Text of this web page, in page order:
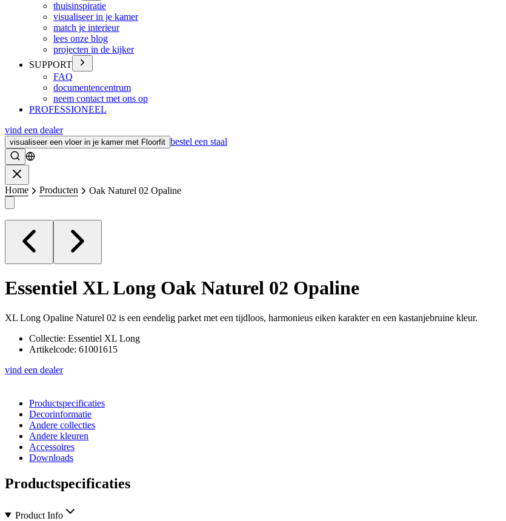
thuisinspiratie
visualiseer in je kamer
match je interieur
lees onze blog
projecten in de kijker
SUPPORT
FAQ
documentencentrum
neem contact met ons op
PROFESSIONEEL
vind een dealer
visualiseer een vloer in je kamer met Floorfit bestel een staal
Zoeken
Home Producten Oak Naturel 02 Opaline
Essentiel XL Long Oak Naturel 02 Opaline
XL Long Opaline Naturel 02 is een eendelig parket met een tijdloos, harmonieus eiken karakter en een kastanjebruine kleur.
Collectie: Essentiel XL Long
Artikelcode: 61001615
vind een dealer
Productspecificaties
Decorinformatie
Andere collecties
Andere kleuren
Accessoires
Downloads
Productspecificaties
Product Info